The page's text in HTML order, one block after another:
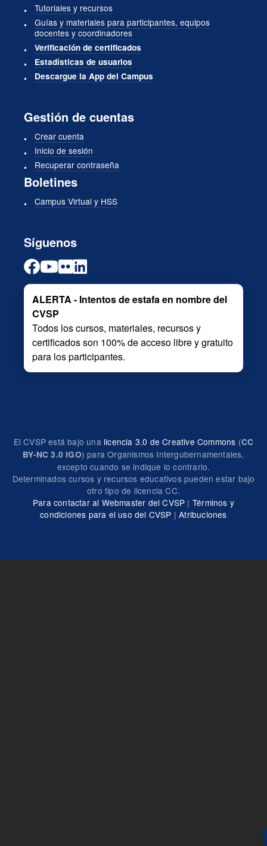
Tutoriales y recursos
Guías y materiales para participantes, equipos
docentes y coordinadores
Verificación de certificados
Estadísticas de usuarios
Descargue la App del Campus
Gestión de cuentas
Crear cuenta
Inicio de sesión
Recuperar contraseña
Boletines
Campus Virtual y HSS
Síguenos
ALERTA - Intentos de estafa en nombre del
CVSP
Todos los cursos, materiales, recursos y
certificados son 100% de acceso libre y gratuito
para los participantes.
El CVSP está bajo una licencia 3.0 de Creative Commons (CC
BY-NC 3.0 IGO) para Organismos Intergubernamentales,
excepto cuando se indique lo contrario.
Determinados cursos y recursos educativos pueden estar bajo
otro tipo de licencia CC.
Para contactar al Webmaster del CVSP | Términos y
condiciones para el uso del CVSP |Atribuciones